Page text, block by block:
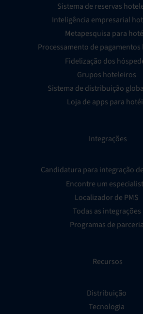
Sistema de reservas
Inteligência empresarial
Metapesquisa para
Processamento de
Fidelização dos
Grupos hoteleiros
Sistema de distribuição
Loja de apps para
Integrações
Candidatura para integração
Encontre um
Localizador de PMS
Todas as integrações
Programas de parceria
Recursos
Distribuição
Tecnologia